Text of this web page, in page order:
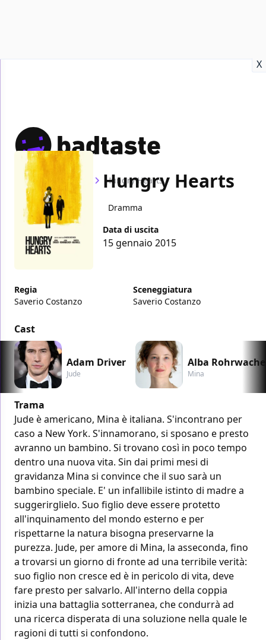
X
Home Film Hungry Hearts
Hungry Hearts
Dramma
Data di uscita
15 gennaio 2015
Regia
Saverio Costanzo
Sceneggiatura
Saverio Costanzo
Cast
Adam Driver
Jude
Alba
Mina
Trama
Jude è americano, Mina è italiana. S'incontrano per
caso a New York. S'innamorano, si sposano e presto
avranno un bambino. Si trovano così in poco tempo
dentro una nuova vita. Sin dai primi mesi di
gravidanza Mina si convince che il suo sarà un
bambino speciale. E' un infallibile istinto di madre a
suggerirglielo. Suo figlio deve essere protetto
all'inquinamento del mondo esterno e per
rispettarne la natura bisogna preservarne la
purezza. Jude, per amore di Mina, la asseconda, fino
a trovarsi un giorno di fronte ad una terribile verità:
suo figlio non cresce ed è in pericolo di vita, deve
fare presto per salvarlo. All'interno della coppia
inizia una battaglia sotterranea, che condurrà ad
una ricerca disperata di una soluzione nella quale le
ragioni di tutti si confondono.